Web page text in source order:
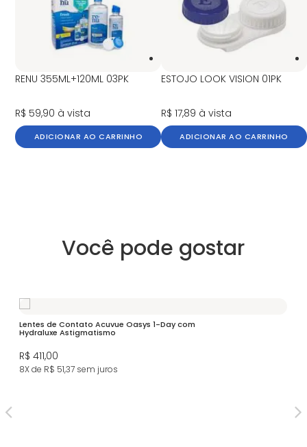
RENU 355ML+120ML 03PK
R$ 59,90 à vista
ADICIONAR AO CARRINHO
ESTOJO LOOK VISION 01PK
R$ 17,89 à vista
ADICIONAR AO CARRINHO
Você pode gostar
Lentes de Contato Acuvue Oasys 1-Day com
Hydraluxe Astigmatismo
R$ 411,00
8X de R$ 51,37 sem juros